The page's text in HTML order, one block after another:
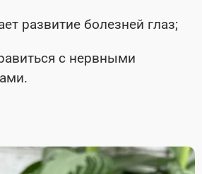
развитие болезней глаз;
с нервными